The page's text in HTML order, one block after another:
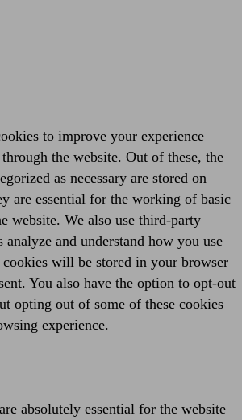
to improve your experience
the website. Out of these, the
as necessary are stored on
are essential for the working of basic
website. We also use third-party
analyze and understand how you use
cookies will be stored in your browser
You also have the option to opt-out
opting out of some of these cookies
experience.
absolutely essential for the website